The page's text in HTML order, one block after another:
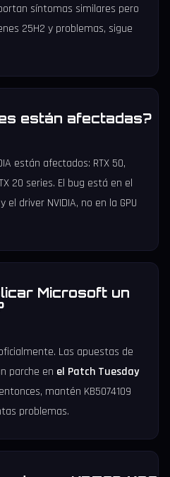
síntomas similares pero
25H2 y problemas, sigue
están afectadas?
están afectados: RTX 50,
20 series. El bug está en el
el driver NVIDIA, no en la GPU
Microsoft un
Las apuestas de
parche en el Patch Tuesday
mantén KB5074109
problemas.